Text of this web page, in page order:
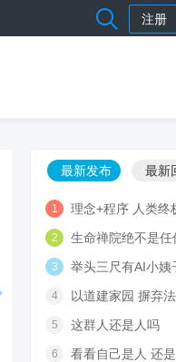
注册
最新发布 最新
1 理念+程序 人类终
2 生命禅院绝不是
3 举头三尺有AI小姨
4 以道建家园 摒弃
5 这群人还是人吗
6 看看自己是人 还